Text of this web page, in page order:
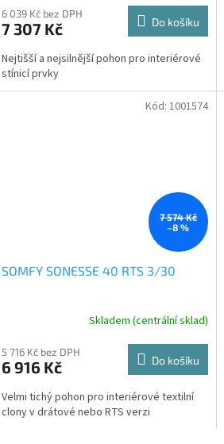
6 039 Kč bez DPH
7 307 Kč Do košíku
Nejtišší a nejsilnější pohon pro interiérové
stínicí prvky
7 574 Kč
–8 %
SOMFY SONESSE 40 RTS 3/30
Skladem (centrální sklad)
5 716 Kč bez DPH
6 916 Kč Do košíku
Velmi tichý pohon pro interiérové textilní
clony v drátové nebo RTS verzi
Kód: 1001574